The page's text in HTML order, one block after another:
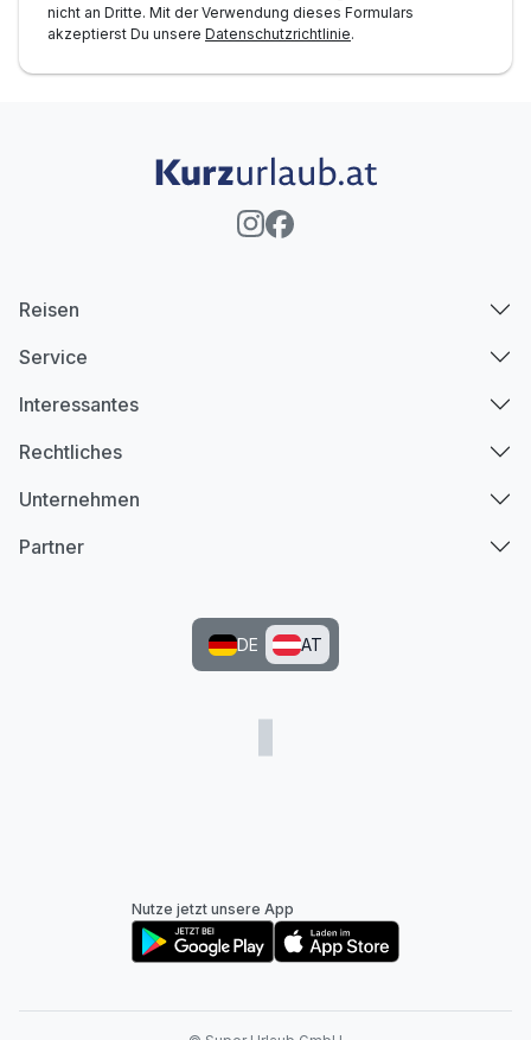
nicht an Dritte. Mit der Verwendung dieses Formulars
akzeptierst Du unsere Datenschutzrichtlinie.
Reisen
Service
Interessantes
Rechtliches
Unternehmen
Partner
DE AT
Nutze jetzt unsere App